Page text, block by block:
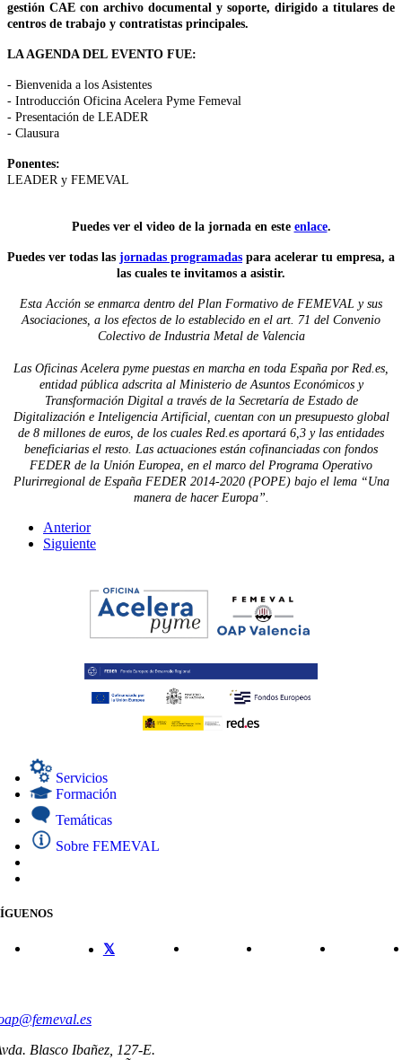
gestión CAE con archivo documental y soporte, dirigido a titulares de
centros de trabajo y contratistas principales.
LA AGENDA DEL EVENTO FUE:
- Bienvenida a los Asistentes
- Introducción Oficina Acelera Pyme Femeval
- Presentación de LEADER
- Clausura
Ponentes:
LEADER y FEMEVAL
Puedes ver el video de la jornada en este enlace.
Puedes ver todas las jornadas programadas para acelerar tu empresa, a
las cuales te invitamos a asistir.
Esta Acción se enmarca dentro del Plan Formativo de FEMEVAL y sus
Asociaciones, a los efectos de lo establecido en el art. 71 del Convenio
Colectivo de Industria Metal de Valencia
Las Oficinas Acelera pyme puestas en marcha en toda España por Red.es,
entidad pública adscrita al Ministerio de Asuntos Económicos y
Transformación Digital a través de la Secretaría de Estado de
Digitalización e Inteligencia Artificial, cuentan con un presupuesto global
de 8 millones de euros, de los cuales Red.es aportará 6,3 y las entidades
beneficiarias el resto. Las actuaciones están cofinanciadas con fondos
FEDER de la Unión Europea, en el marco del Programa Operativo
Plurirregional de España FEDER 2014-2020 (POPE) bajo el lema “Una
manera de hacer Europa”.
Anterior
Siguiente
Servicios
Formación
Temáticas
Sobre FEMEVAL
Blasco Ibañez, 127-E.